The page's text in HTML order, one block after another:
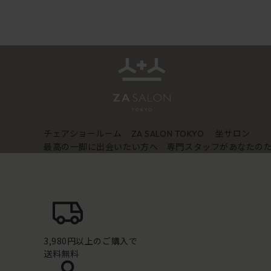
チェアショールーム ZA SALON TOKYO
坐サロン
最高の一脚に出会いたい方へ 専門スタッフがあなたの
3,980円以上のご購入で
送料無料